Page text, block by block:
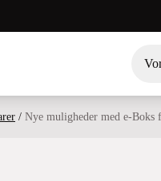
/ Nye muligheder med e-Boks